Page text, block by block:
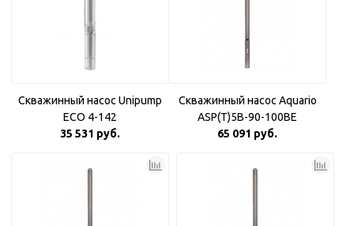
Скважинный насос Unipump
ECO 4-142
35 531 руб.
Скважинный насос Aquario
ASP(T)5B-90-100BE
65 091 руб.